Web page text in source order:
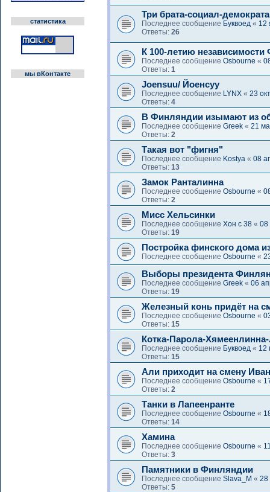
статистика
мы вКонтакте
Три брата-социал-демократа
Последнее сообщение Буквоед « 12
Ответы: 26
К 100-летию
Последнее сообщение Osbourne «
Ответы: 1
Joensuu/ Йоенсуу
Последнее сообщение LYNX « 23
Ответы: 4
В Финляндии изымают из
Последнее сообщение Greek « 21
Ответы: 2
Такая вот "фигня"
Последнее сообщение Kostya « 08
Ответы: 13
Замок Ранталинна
Последнее сообщение Osbourne «
Ответы: 2
Мисс Хельсинки
Последнее сообщение Хон с 38 « 08
Ответы: 19
Постройка финского дома
Последнее сообщение Osbourne «
Выборы президента
Последнее сообщение Greek « 06
Ответы: 19
Железный конь придёт на
Последнее сообщение Osbourne «
Ответы: 15
Котка-Парола-
Последнее сообщение Буквоед « 12
Ответы: 15
Али приходит на смену
Последнее сообщение Osbourne «
Ответы: 2
Танки в Лапеенранте
Последнее сообщение Osbourne «
Ответы: 14
Хамина
Последнее сообщение Osbourne «
Ответы: 3
Памятники в Финляндии
Последнее сообщение Slava_M « 28
Ответы: 5